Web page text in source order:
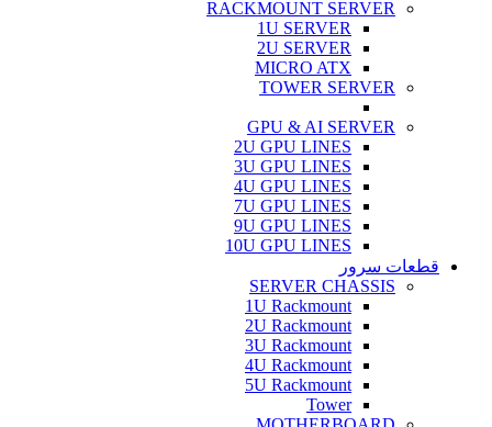
RACKMOUNT SERVER
1U SERVER
2U SERVER
MICRO ATX
TOWER SERVER
GPU & AI SERVER
2U GPU LINES
3U GPU LINES
4U GPU LINES
7U GPU LINES
9U GPU LINES
10U GPU LINES
قطعات سرور
SERVER CHASSIS
1U Rackmount
2U Rackmount
3U Rackmount
4U Rackmount
5U Rackmount
Tower